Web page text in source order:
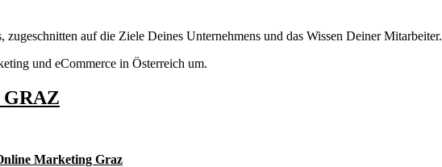
auf die Ziele Deines Unternehmens und das Wissen Deiner Mitarbeiter.
und eCommerce in Österreich um.
GRAZ
Marketing Graz